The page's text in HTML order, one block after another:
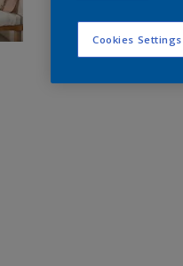
Cookies Settings